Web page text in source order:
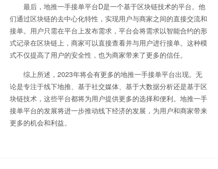
最后，地推一手接单平台D是一个基于区块链技术的平台。他
们通过区块链的去中心化特性，实现用户与商家之间的直接交流和
接单。用户只需在平台上发布需求，平台会将需求以智能合约的形
式记录在区块链上，商家可以直接查看并与用户进行接单。这种模
式不仅提高了用户的安全性，也为商家带来了更多的信任。
综上所述，2023年将会有更多的地推一手接单平台出现。无
论是专注于线下地推、基于社交媒体、基于大数据分析还是基于区
块链技术，这些平台都将为用户提供更多的选择和便利。地推一手
接单平台的发展将进一步推动线下经济的发展，为用户和商家带来
更多的机会和利益。